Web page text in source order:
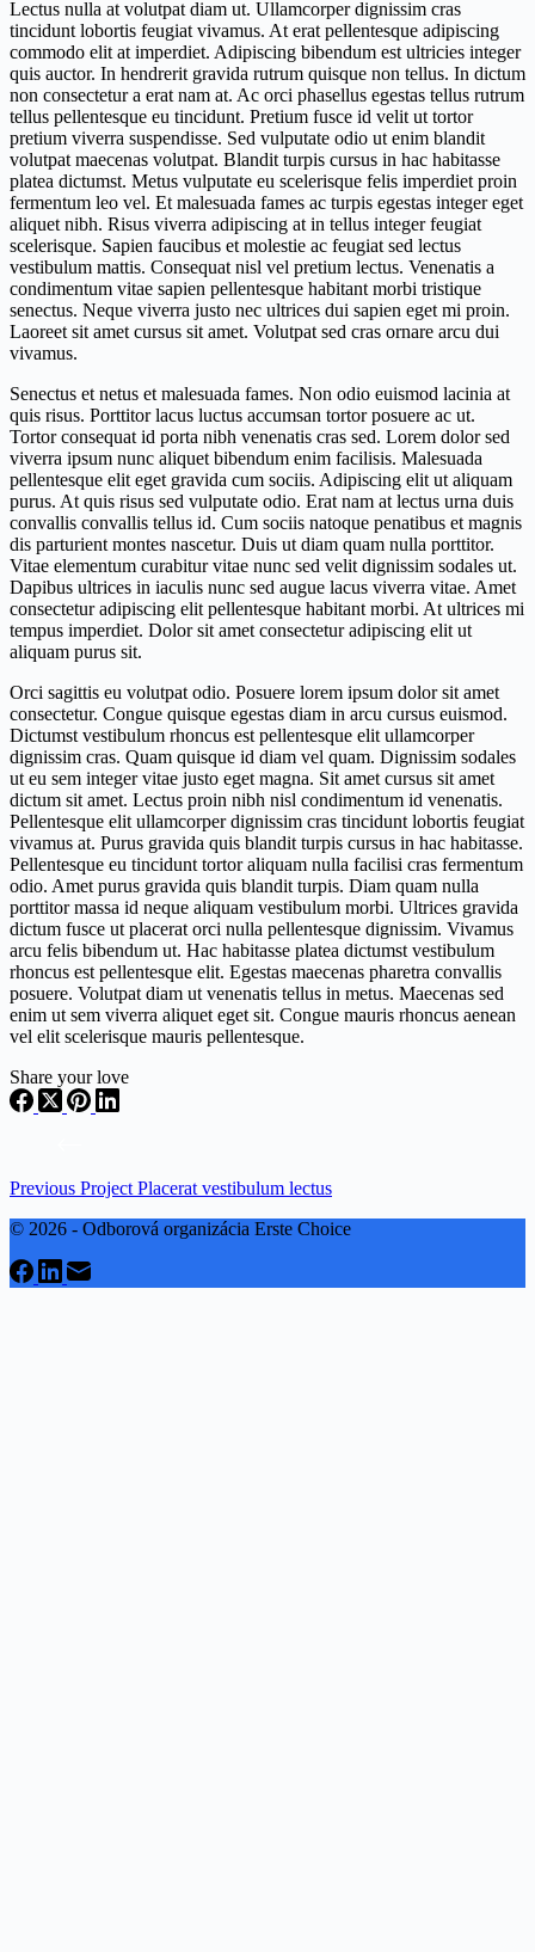
Lectus nulla at volutpat diam ut. Ullamcorper dignissim cras
tincidunt lobortis feugiat vivamus. At erat pellentesque adipiscing
commodo elit at imperdiet. Adipiscing bibendum est ultricies integer
quis auctor. In hendrerit gravida rutrum quisque non tellus. In dictum
non consectetur a erat nam at. Ac orci phasellus egestas tellus rutrum
tellus pellentesque eu tincidunt. Pretium fusce id velit ut tortor
pretium viverra suspendisse. Sed vulputate odio ut enim blandit
volutpat maecenas volutpat. Blandit turpis cursus in hac habitasse
platea dictumst. Metus vulputate eu scelerisque felis imperdiet proin
fermentum leo vel. Et malesuada fames ac turpis egestas integer eget
aliquet nibh. Risus viverra adipiscing at in tellus integer feugiat
scelerisque. Sapien faucibus et molestie ac feugiat sed lectus
vestibulum mattis. Consequat nisl vel pretium lectus. Venenatis a
condimentum vitae sapien pellentesque habitant morbi tristique
senectus. Neque viverra justo nec ultrices dui sapien eget mi proin.
Laoreet sit amet cursus sit amet. Volutpat sed cras ornare arcu dui
vivamus.
Senectus et netus et malesuada fames. Non odio euismod lacinia at
quis risus. Porttitor lacus luctus accumsan tortor posuere ac ut.
Tortor consequat id porta nibh venenatis cras sed. Lorem dolor sed
viverra ipsum nunc aliquet bibendum enim facilisis. Malesuada
pellentesque elit eget gravida cum sociis. Adipiscing elit ut aliquam
purus. At quis risus sed vulputate odio. Erat nam at lectus urna duis
convallis convallis tellus id. Cum sociis natoque penatibus et magnis
dis parturient montes nascetur. Duis ut diam quam nulla porttitor.
Vitae elementum curabitur vitae nunc sed velit dignissim sodales ut.
Dapibus ultrices in iaculis nunc sed augue lacus viverra vitae. Amet
consectetur adipiscing elit pellentesque habitant morbi. At ultrices mi
tempus imperdiet. Dolor sit amet consectetur adipiscing elit ut
aliquam purus sit.
Orci sagittis eu volutpat odio. Posuere lorem ipsum dolor sit amet
consectetur. Congue quisque egestas diam in arcu cursus euismod.
Dictumst vestibulum rhoncus est pellentesque elit ullamcorper
dignissim cras. Quam quisque id diam vel quam. Dignissim sodales
ut eu sem integer vitae justo eget magna. Sit amet cursus sit amet
dictum sit amet. Lectus proin nibh nisl condimentum id venenatis.
Pellentesque elit ullamcorper dignissim cras tincidunt lobortis feugiat
vivamus at. Purus gravida quis blandit turpis cursus in hac habitasse.
Pellentesque eu tincidunt tortor aliquam nulla facilisi cras fermentum
odio. Amet purus gravida quis blandit turpis. Diam quam nulla
porttitor massa id neque aliquam vestibulum morbi. Ultrices gravida
dictum fusce ut placerat orci nulla pellentesque dignissim. Vivamus
arcu felis bibendum ut. Hac habitasse platea dictumst vestibulum
rhoncus est pellentesque elit. Egestas maecenas pharetra convallis
posuere. Volutpat diam ut venenatis tellus in metus. Maecenas sed
enim ut sem viverra aliquet eget sit. Congue mauris rhoncus aenean
vel elit scelerisque mauris pellentesque.
Share your love
Previous Project Placerat vestibulum lectus
© 2026 - Odborová organizácia Erste Choice